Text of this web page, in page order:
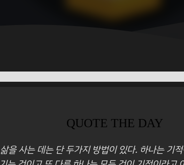
QUOTE THE DAY
을 사는 데는 단 두가지 방법이 있다. 하나는 기